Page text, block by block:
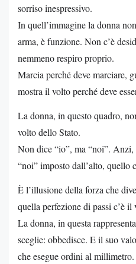
sorriso inespressivo.
In quell’immagine la donna
arma, è funzione. Non c’è
nemmeno respiro proprio.
Marcia perché deve marciare,
mostra il volto perché deve
La donna, in questo quadro,
volto dello Stato.
Non dice “io”, ma “noi”.
“noi” imposto dall’alto, quello
È l’illusione della forza che
quella perfezione di passi c’è
La donna, in questa
sceglie: obbedisce. E il suo
che esegue ordini al millimetro.